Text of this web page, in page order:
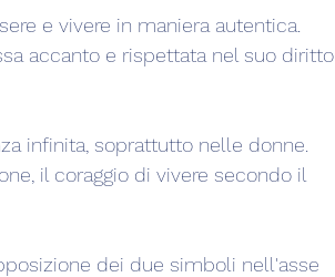
e vivere in maniera autentica.
accanto e rispettata nel suo diritto
infinita, soprattutto nelle donne.
il coraggio di vivere secondo il
dei due simboli nell'asse